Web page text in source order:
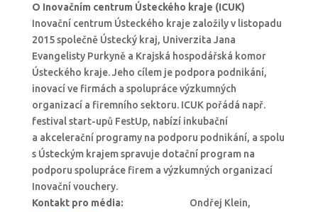
O Inovačním centrum Ústeckého kraje (ICUK)
Inovační centrum Ústeckého kraje založily v listopadu
2015 společně Ústecký kraj, Univerzita Jana
Evangelisty Purkyně a Krajská hospodářská komor
Ústeckého kraje. Jeho cílem je podpora podnikání,
inovací ve firmách a spolupráce výzkumných
organizací a firemního sektoru. ICUK pořádá např.
festival start-upů FestUp, nabízí inkubační
a akcelerační programy na podporu podnikání, a spolu
s Ústeckým krajem spravuje dotační program na
podporu spolupráce firem a výzkumných organizací
Inovační vouchery.
Kontakt pro média: Ondřej Klein,